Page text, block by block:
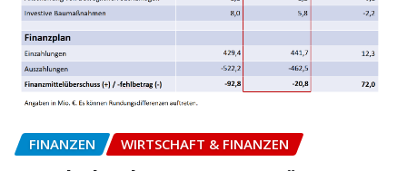
FINANZEN WIRTSCHAFT & FINANZEN